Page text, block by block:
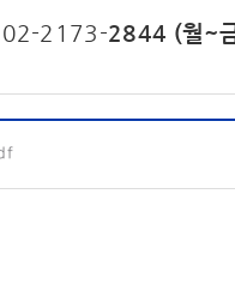
02-2173-2844 (월~